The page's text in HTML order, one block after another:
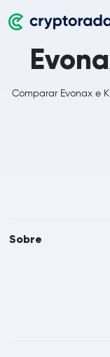
Comparar Evonax e
Sobre